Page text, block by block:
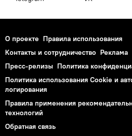
О проекте Правила использования
Контакты и сотрудничество Реклама
Пресс-релизы Политика
Политика использования Cookie и
логирования
Правила применения
технологий
Обратная связь